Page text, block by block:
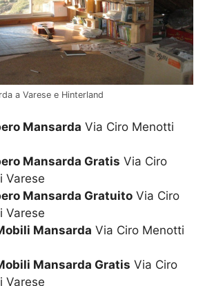
a Varese e Hinterland
Mansarda Via Ciro Menotti
Mansarda Gratis Via Ciro
Varese
Mansarda Gratuito Via Ciro
Varese
Mansarda Via Ciro Menotti
Mansarda Gratis Via Ciro
Varese